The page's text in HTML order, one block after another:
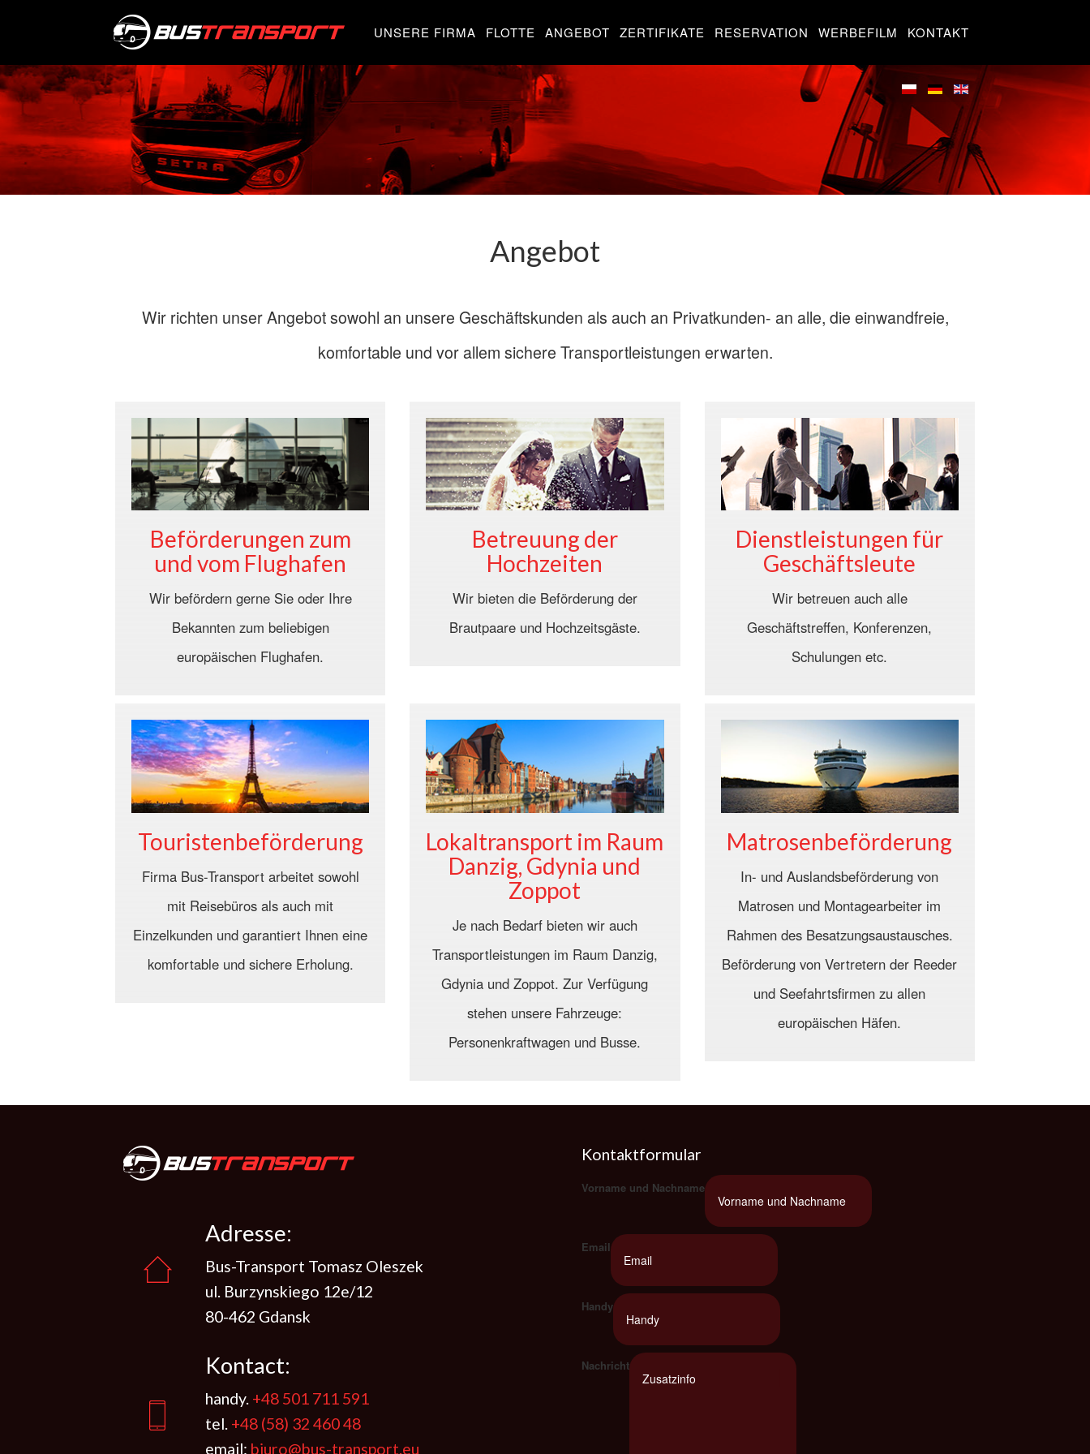
UNSERE FIRMA FLOTTE ANGEBOT ZERTIFIKATE RESERVATION WERBEFILM KONTAKT
Angebot
Wir richten unser Angebot sowohl an unsere Geschäftskunden als auch an Privatkunden- an alle, die einwandfreie,
komfortable und vor allem sichere Transportleistungen erwarten.
Beförderungen zum
und vom Flughafen
Wir befördern gerne Sie oder Ihre
Bekannten zum beliebigen
europäischen Flughafen.
Betreuung der
Hochzeiten
Wir bieten die Beförderung der
Brautpaare und Hochzeitsgäste.
Dienstleistungen für
Geschäftsleute
Wir betreuen auch alle
Geschäftstreffen, Konferenzen,
Schulungen etc.
Touristenbeförderung
Firma Bus-Transport arbeitet sowohl
mit Reisebüros als auch mit
Einzelkunden und garantiert Ihnen eine
komfortable und sichere Erholung.
Lokaltransport im Raum
Danzig, Gdynia und
Zoppot
Je nach Bedarf bieten wir auch
Transportleistungen im Raum Danzig,
Gdynia und Zoppot. Zur Verfügung
stehen unsere Fahrzeuge:
Personenkraftwagen und Busse.
Matrosenbeförderung
In- und Auslandsbeförderung von
Matrosen und Montagearbeiter im
Rahmen des Besatzungsaustausches.
Beförderung von Vertretern der Reeder
und Seefahrtsfirmen zu allen
europäischen Häfen.
Adresse:
Bus-Transport Tomasz Oleszek
ul. Burzynskiego 12e/12
80-462 Gdansk
Kontact:
handy. +48 501 711 591
tel. +48 (58) 32 460 48
email: biuro@bus-transport.eu
Kontaktformular
Vorname und Nachname
Email
Handy
Nachricht